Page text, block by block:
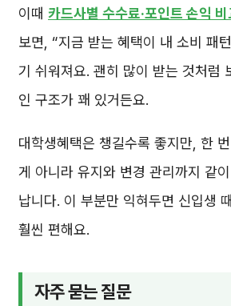
이때 카드사별 수수료·포인트 손익 비
보면, “지금 받는 혜택이 내 소비 패
기 쉬워져요. 괜히 많이 받는 것처럼
인 구조가 꽤 있거든요.
대학생혜택은 챙길수록 좋지만, 한
게 아니라 유지와 변경 관리까지 같
납니다. 이 부분만 익혀두면 신입생
훨씬 편해요.
자주 묻는 질문